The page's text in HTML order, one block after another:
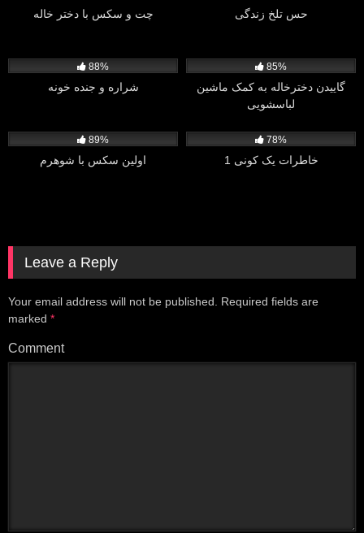
چت و سکس با دختر خاله حس تلخ زندگی
88%
شراره و جنده خونه
85%
گاییدن دخترخاله به کمک ماشین
لباسشویی
89%
اولین سکس با شوهرم
78%
خاطرات یک کونی 1
Leave a Reply
Your email address will not be published.
Required fields are
marked *
Comment